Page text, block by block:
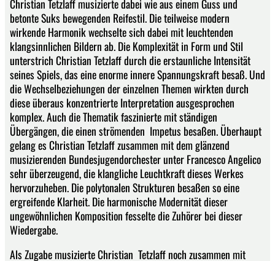
Christian Tetzlaff musizierte dabei wie aus einem Guss und
betonte Suks bewegenden Reifestil. Die teilweise modern
wirkende Harmonik wechselte sich dabei mit leuchtenden
klangsinnlichen Bildern ab. Die Komplexität in Form und Stil
unterstrich Christian Tetzlaff durch die erstaunliche Intensität
seines Spiels, das eine enorme innere Spannungskraft besaß. Und
die Wechselbeziehungen der einzelnen Themen wirkten durch
diese überaus konzentrierte Interpretation ausgesprochen
komplex. Auch die Thematik faszinierte mit ständigen
Übergängen, die einen strömenden Impetus besaßen. Überhaupt
gelang es Christian Tetzlaff zusammen mit dem glänzend
musizierenden Bundesjugendorchester unter Francesco Angelico
sehr überzeugend, die klangliche Leuchtkraft dieses Werkes
hervorzuheben. Die polytonalen Strukturen besaßen so eine
ergreifende Klarheit. Die harmonische Modernität dieser
ungewöhnlichen Komposition fesselte die Zuhörer bei dieser
Wiedergabe.
Als Zugabe musizierte Christian Tetzlaff noch zusammen mit